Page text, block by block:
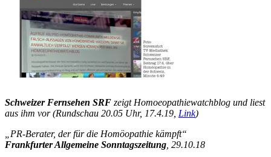
Schweizer Fernsehen SRF zeigt Homoeopathiewatchblog und liest
aus ihm vor (Rundschau 20.05 Uhr, 17.4.19, Link)
„PR-Berater, der für die Homöopathie kämpft“
Frankfurter Allgemeine Sonntagszeitung , 29.10.18